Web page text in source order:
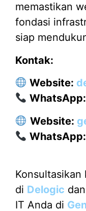
memastikan
fondasi
siap
Kontak:
Website:
WhatsApp:
Website:
WhatsApp:
di Delogic
IT Anda di